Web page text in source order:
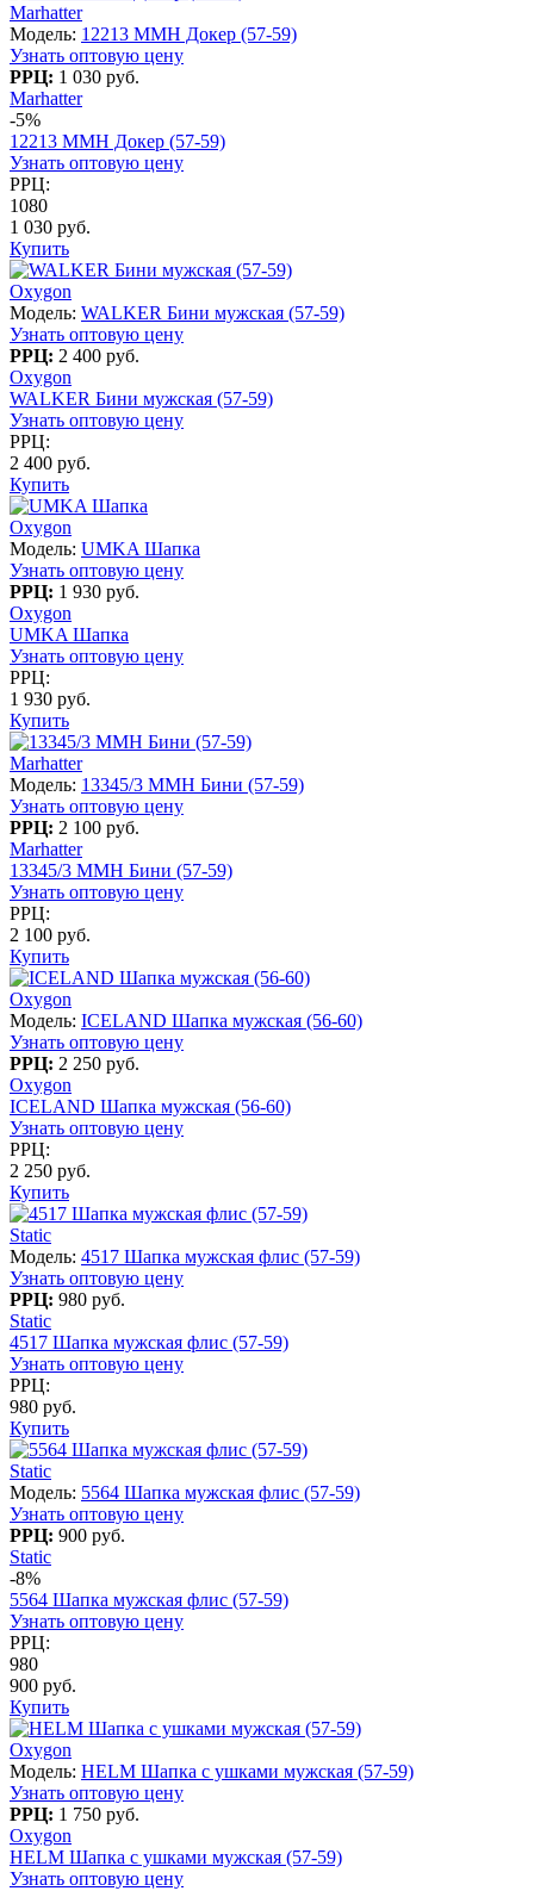
Marhatter
Модель: 12213 MMH Докер (57-59)
Узнать оптовую цену
РРЦ: 1 030 руб.
Marhatter
-5%
12213 MMH Докер (57-59)
Узнать оптовую цену
РРЦ:
1080
1 030 руб.
Купить
Oxygon
Модель: WALKER Бини мужская (57-59)
Узнать оптовую цену
РРЦ: 2 400 руб.
Oxygon
WALKER Бини мужская (57-59)
Узнать оптовую цену
РРЦ:
2 400 руб.
Купить
Oxygon
Модель: UMKA Шапка
Узнать оптовую цену
РРЦ: 1 930 руб.
Oxygon
UMKA Шапка
Узнать оптовую цену
РРЦ:
1 930 руб.
Купить
Marhatter
Модель: 13345/3 MMH Бини (57-59)
Узнать оптовую цену
РРЦ: 2 100 руб.
Marhatter
13345/3 MMH Бини (57-59)
Узнать оптовую цену
РРЦ:
2 100 руб.
Купить
Oxygon
Модель: ICELAND Шапка мужская (56-60)
Узнать оптовую цену
РРЦ: 2 250 руб.
Oxygon
ICELAND Шапка мужская (56-60)
Узнать оптовую цену
РРЦ:
2 250 руб.
Купить
Static
Модель: 4517 Шапка мужская флис (57-59)
Узнать оптовую цену
РРЦ: 980 руб.
Static
4517 Шапка мужская флис (57-59)
Узнать оптовую цену
РРЦ:
980 руб.
Купить
Static
Модель: 5564 Шапка мужская флис (57-59)
Узнать оптовую цену
РРЦ: 900 руб.
Static
-8%
5564 Шапка мужская флис (57-59)
Узнать оптовую цену
РРЦ:
980
900 руб.
Купить
Oxygon
Модель: HELM Шапка с ушками мужская (57-59)
Узнать оптовую цену
РРЦ: 1 750 руб.
Oxygon
HELM Шапка с ушками мужская (57-59)
Узнать оптовую цену